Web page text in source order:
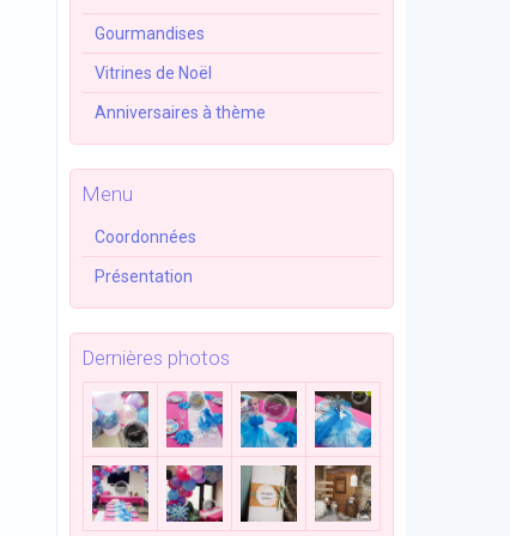
Gourmandises
Vitrines de Noël
Anniversaires à thème
Menu
Coordonnées
Présentation
Dernières photos